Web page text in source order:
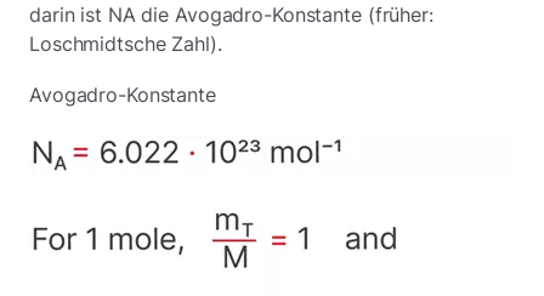
darin ist NA die Avogadro-Konstante (früher:
Loschmidtsche Zahl).
Avogadro-Konstante